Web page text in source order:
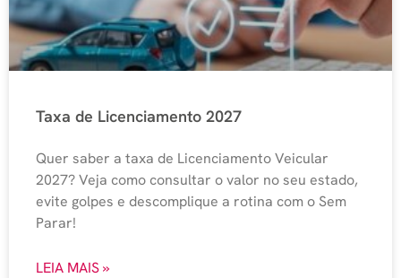
Taxa de Licenciamento 2027
Quer saber a taxa de Licenciamento Veicular
2027? Veja como consultar o valor no seu estado,
evite golpes e descomplique a rotina com o Sem
Parar!
LEIA MAIS »